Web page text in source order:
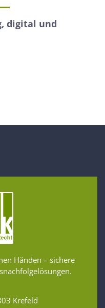
digital und
Händen – sichere
Krefeld